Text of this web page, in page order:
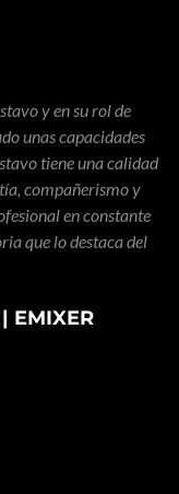
y en su rol de
unas capacidades
tiene una calidad
compañerismo y
en constante
que lo destaca del
EMIXER